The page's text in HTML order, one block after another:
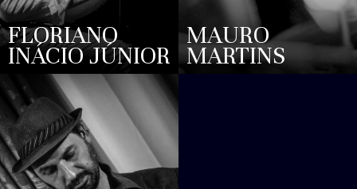
FLORIANO
INÁCIO JÚNIOR
MAURO
MARTINS